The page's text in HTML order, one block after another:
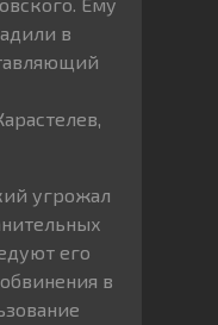
в
угрожал
его
в